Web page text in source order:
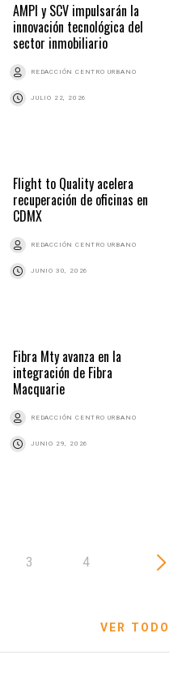
AMPI y SCV impulsarán la
innovación tecnológica del
sector inmobiliario
REDACCIÓN CENTRO URBANO
JULIO 22, 2026
Flight to Quality acelera
recuperación de oficinas en
CDMX
REDACCIÓN CENTRO URBANO
JUNIO 30, 2026
Fibra Mty avanza en la
integración de Fibra
Macquarie
REDACCIÓN CENTRO URBANO
JUNIO 29, 2026
3 4
VER TODO